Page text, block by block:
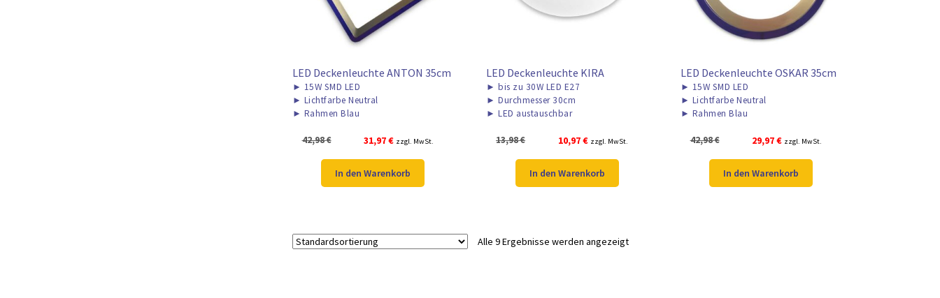
LED Deckenleuchte ANTON 35cm
► 15W SMD LED
► Lichtfarbe Neutral
► Rahmen Blau
42,98€
Ursprünglicher
war:
42,98 €
31,97€Aktueller
ist:
31,97 €.
zzgl. MwSt.
In den Warenkorb
LED Deckenleuchte KIRA
► bis zu 30W LED E27
► Durchmesser 30cm
► LED austauschbar
13,98€
Ursprünglicher
war:
13,98 €
10,97€Aktueller
ist:
10,97 €.
zzgl. MwSt.
In den Warenkorb
LED Deckenleuchte OSKAR 35cm
► 15W SMD LED
► Lichtfarbe Neutral
► Rahmen Blau
42,98€
Ursprünglicher
war:
42,98 €
29,97€Aktueller
ist:
29,97 €.
zzgl. MwSt.
In den Warenkorb
Alle 9 Ergebnisse werden angezeigt